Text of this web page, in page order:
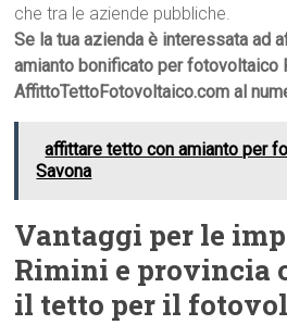
che tra le aziende pubbliche.
Se la tua azienda è interessata ad
amianto bonificato per fotovoltaico
AffittoTettoFotovoltaico.com al
affittare tetto con amianto per
Savona
Vantaggi per le
Rimini e provincia
il tetto per il